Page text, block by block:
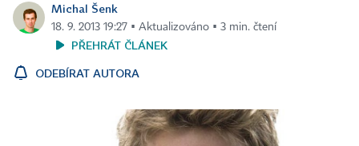
Michal Šenk
18. 9. 2013 19:27 ▪ Aktualizováno ▪ 3 min. čtení
PŘEHRÁT ČLÁNEK
ODEBÍRAT AUTORA